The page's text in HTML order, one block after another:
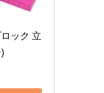
ック 立